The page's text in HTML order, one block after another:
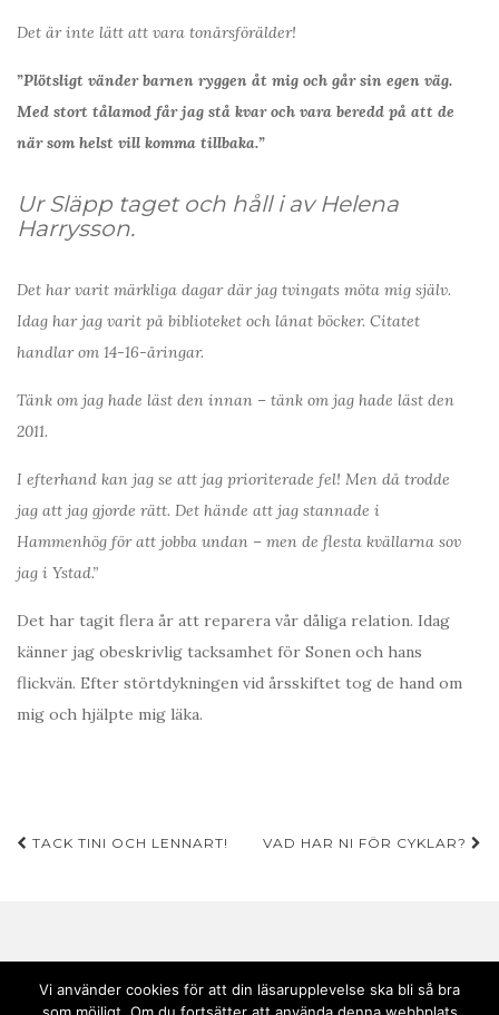
Det är inte lätt att vara tonårsförälder!
”Plötsligt vänder barnen ryggen åt mig och går sin egen väg.
Med stort tålamod får jag stå kvar och vara beredd på att de
när som helst vill komma tillbaka.”
Ur Släpp taget och håll i av Helena
Harrysson.
Det har varit märkliga dagar där jag tvingats möta mig själv.
Idag har jag varit på biblioteket och lånat böcker. Citatet
handlar om 14-16-åringar.
Tänk om jag hade läst den innan – tänk om jag hade läst den
2011.
I efterhand kan jag se att jag prioriterade fel! Men då trodde
jag att jag gjorde rätt. Det hände att jag stannade i
Hammenhög för att jobba undan – men de flesta kvällarna sov
jag i Ystad.”
Det har tagit flera år att reparera vår dåliga relation. Idag
känner jag obeskrivlig tacksamhet för Sonen och hans
flickvän. Efter störtdykningen vid årsskiftet tog de hand om
mig och hjälpte mig läka.
Inläggsnavigering
TACK TINI OCH LENNART! VAD HAR NI FÖR CYKLAR?
Vi använder cookies för att din läsarupplevelse ska bli så bra